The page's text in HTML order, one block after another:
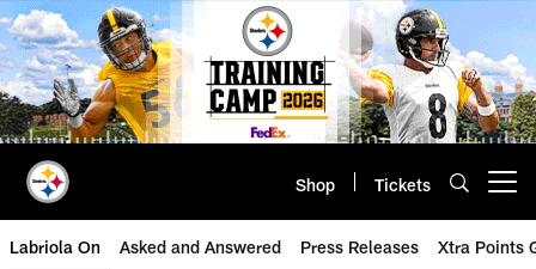
Skip
to
main
content
Shop Tickets
Labriola On Asked and Answered Press Releases Xtra Points